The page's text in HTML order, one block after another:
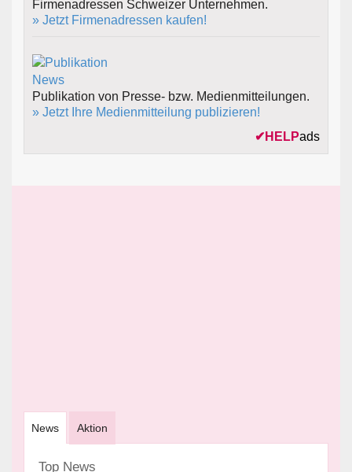
Firmenadressen Schweizer Unternehmen.
» Jetzt Firmenadressen kaufen!
Publikation von Presse- bzw. Medienmitteilungen.
» Jetzt Ihre Medienmitteilung publizieren!
✔ HELPads
News Aktion
Top News